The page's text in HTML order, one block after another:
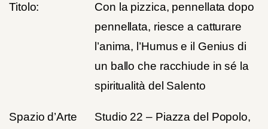
Titolo:
Con la pizzica, pennellata dopo
pennellata, riesce a catturare
l’anima, l’Humus e il Genius di
un ballo che racchiude in sé la
spiritualità del Salento
Spazio d’Arte
Studio 22 – Piazza del Popolo,